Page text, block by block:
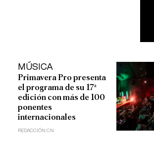
MÚSICA
Primavera Pro presenta
el programa de su 17ª
edición con más de 100
ponentes
internacionales
REDACCIÓN CN